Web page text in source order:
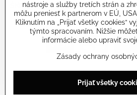
ŠKOLENIE KOZMETIČIEK V
©2026
Predvoľby súkromiaZásady
Stav
nástroje a služby tretích strán a
môžu preniesť k partnerom v EÚ,
Kliknutím na „Prijať všetky cookies“
týmto spracovaním. Nižšie
informácie alebo upraviť
Zásady ochrany
Prijať všetky